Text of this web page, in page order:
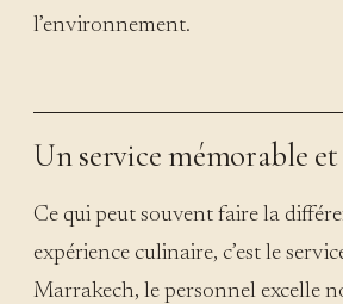
l’environnement.
Un service mémorable
Ce qui peut souvent faire la
expérience culinaire, c’est le
Marrakech, le personnel excelle